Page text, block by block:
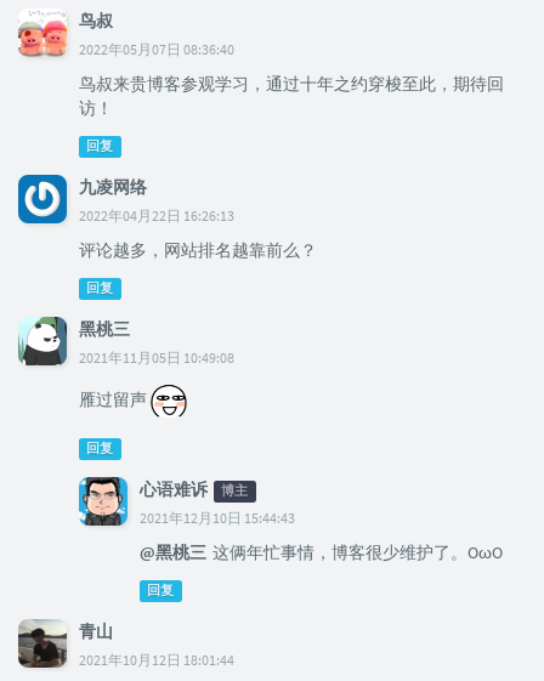
鸟叔
2022年05月07日 08:36:40
鸟叔来贵博客参观学习，通过十年之约穿梭至此，期待回
访！
回复
九凌网络
2022年04月22日 16:26:13
评论越多，网站排名越靠前么？
回复
黑桃三
2021年11月05日 10:49:08
雁过留声
回复
心语难诉 博主
2021年12月10日 15:44:43
@黑桃三 这俩年忙事情，博客很少维护了。OωO
回复
青山
2021年10月12日 18:01:44